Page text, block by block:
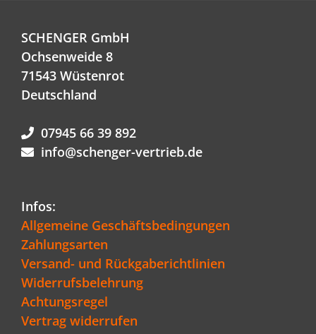
SCHENGER GmbH
Ochsenweide 8
71543 Wüstenrot
Deutschland
07945 66 39 892
info@schenger-vertrieb.de
Infos:
Allgemeine Geschäftsbedingungen
Zahlungsarten
Versand- und Rückgaberichtlinien
Widerrufsbelehrung
Achtungsregel
Vertrag widerrufen